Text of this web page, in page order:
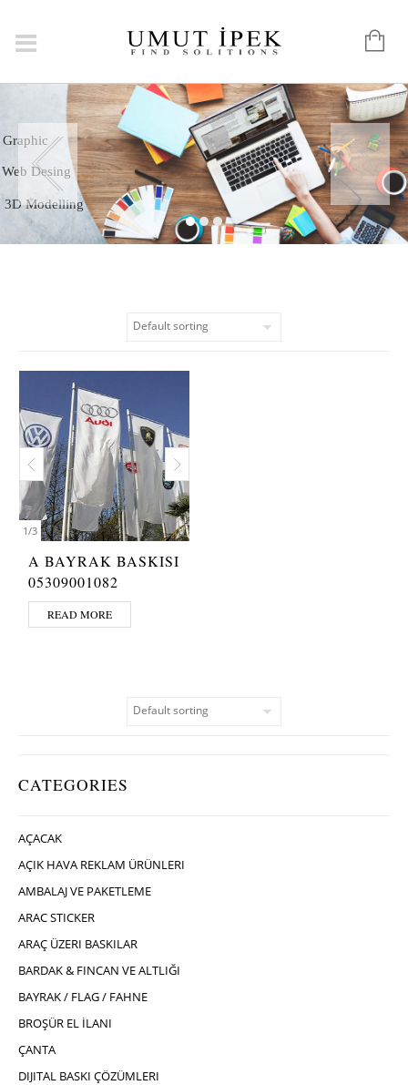
3D Modelling
Graphic
Web Desing
CATEGORIES
AÇACAK
AÇIK HAVA REKLAM ÜRÜNLERI
AMBALAJ VE PAKETLEME
ARAC STICKER
ARAÇ ÜZERI BASKILAR
BARDAK & FINCAN VE ALTLIĞI
BAYRAK / FLAG / FAHNE
BROŞÜR EL İLANI
ÇANTA
DIJITAL BASKI ÇÖZÜMLERI
1/3
A BAYRAK BASKISI
05309001082
READ MORE